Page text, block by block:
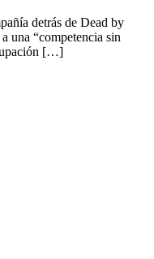
detrás de Dead by
una “competencia sin
[…]